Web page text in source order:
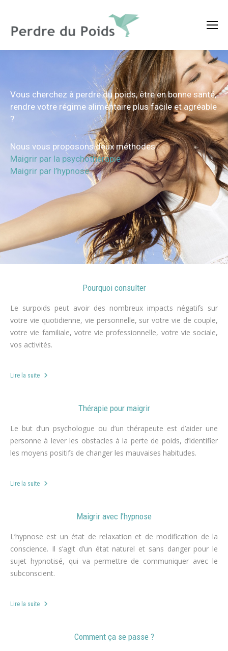
Vous cherchez à perdre du poids, être en bonne santé,
rendre votre régime alimentaire plus facile et agréable
?
Nous vous proposons deux méthodes :
Maigrir par la psychothérapie
Maigrir par l’hypnose
Pourquoi consulter
Le surpoids peut avoir des nombreux impacts négatifs sur
votre vie quotidienne, vie personnelle, sur votre vie de couple,
votre vie familiale, votre vie professionnelle, votre vie sociale,
vos activités.
Lire la suite
Thérapie pour maigrir
Le but d’un psychologue ou d’un thérapeute est d’aider une
personne à lever les obstacles à la perte de poids, d’identifier
les moyens positifs de changer les mauvaises habitudes.
Lire la suite
Maigrir avec l’hypnose
L’hypnose est un état de relaxation et de modification de la
conscience. Il s’agit d’un état naturel et sans danger pour le
sujet hypnotisé, qui va permettre de communiquer avec le
subconscient.
Lire la suite
Comment ça se passe ?